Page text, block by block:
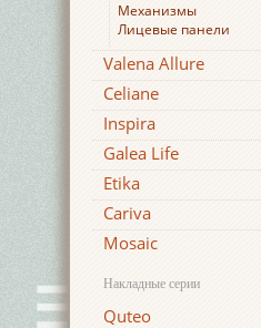
Механизмы
Лицевые панели
Valena Allure
Celiane
Inspira
Galea Life
Etika
Cariva
Mosaic
Накладные серии
Quteo